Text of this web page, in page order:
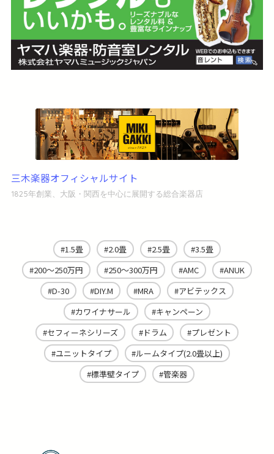
三木楽器オフィシャルサイト
1825年創業、大阪・関西を中心に展開する総合楽器店
1.5畳 2.0畳 2.5畳
3.5畳
200～250万円
250～300万円 AMC
ANUK
D-30
DIY.M MRA
アビテックス
カワイナサール
キャンペーン
セフィーネシリーズ
ドラム
プレゼント
ユニットタイプ
ルームタイプ(2.0畳以上)
標準壁タイプ
管楽器